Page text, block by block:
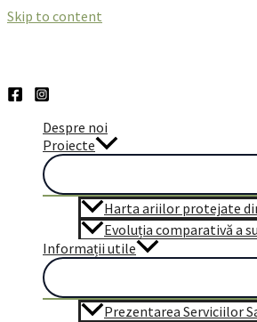
Skip to content
Despre noi
Proiecte
Harta ariilor protejate
Evoluția comparativă a
Informații utile
Prezentarea Serviciilor